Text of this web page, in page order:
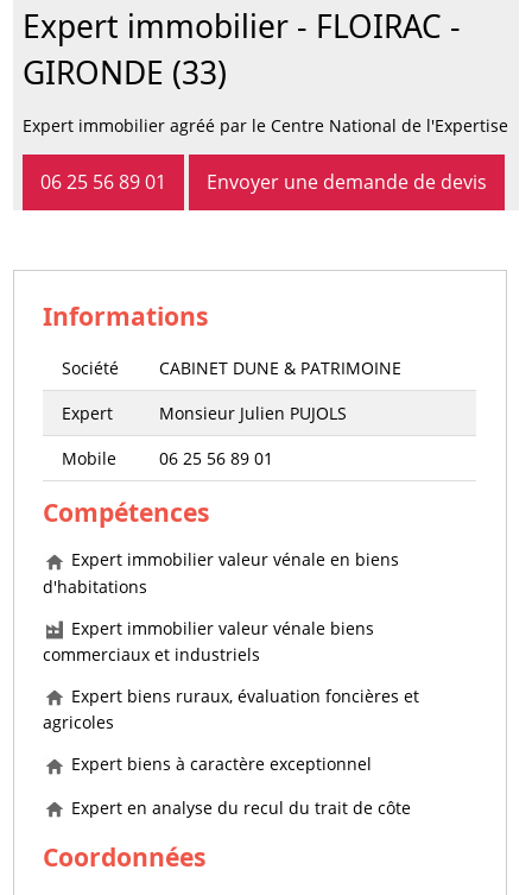
Expert immobilier - FLOIRAC -
GIRONDE (33)
Expert immobilier agréé par le Centre National de l'Expertise
06 25 56 89 01 Envoyer une demande de devis
Informations
Société
CABINET DUNE & PATRIMOINE
Expert
Monsieur Julien PUJOLS
Mobile
06 25 56 89 01
Compétences
Expert immobilier valeur vénale en biens
d'habitations
Expert immobilier valeur vénale biens
commerciaux et industriels
Expert biens ruraux, évaluation foncières et
agricoles
Expert biens à caractère exceptionnel
Expert en analyse du recul du trait de côte
Coordonnées